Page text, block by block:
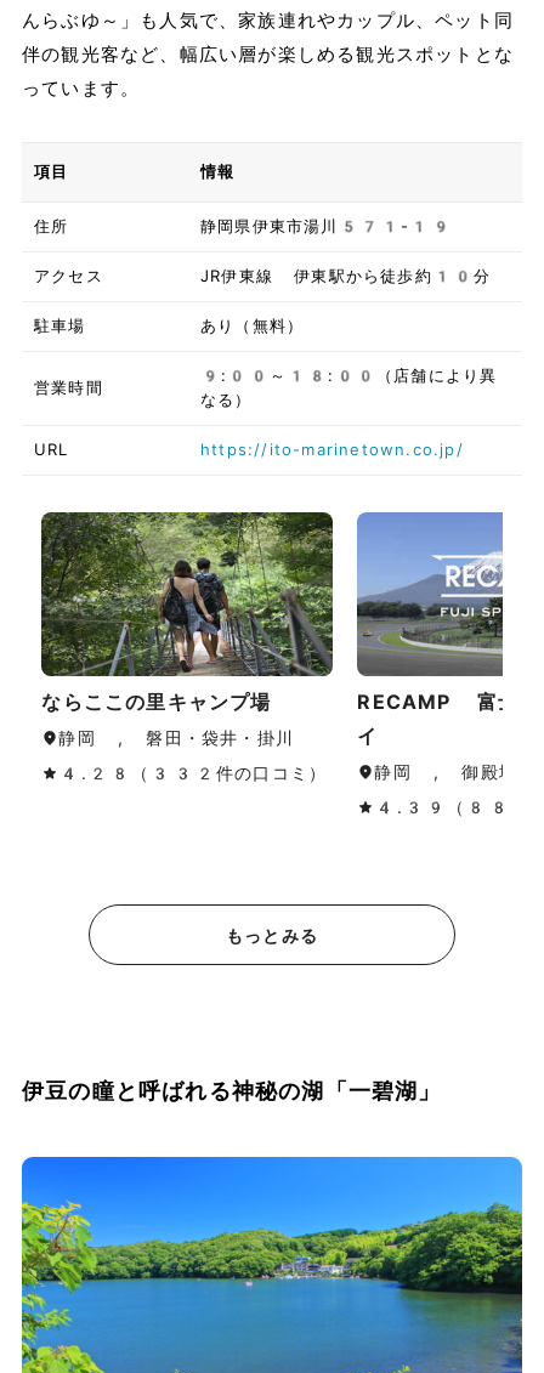
んらぶゆ～」も人気で、家族連れやカップル、ペット同
伴の観光客など、幅広い層が楽しめる観光スポットとな
っています。
項目 情報
住所 静岡県伊東市湯川571-19
アクセス JR伊東線 伊東駅から徒歩約10分
駐車場 あり（無料）
営業時間
9:00～18:00（店舗により異
なる）
URL https://ito-marinetown.co.jp/
ならここの里キャンプ場
静岡 , 磐田・袋井・掛川
4.28（332件の口コミ）
RECAMP 富士ス
イ
静岡 , 御殿場・
4.39（88件の
もっとみる
伊豆の瞳と呼ばれる神秘の湖「一碧湖」